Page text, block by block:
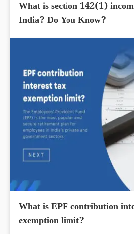
What is section 142(1)
India? Do You Know?
What is EPF contribution
exemption limit?